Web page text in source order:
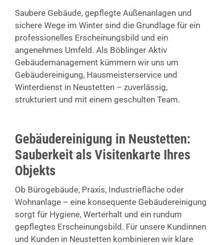
Saubere Gebäude, gepflegte Außenanlagen und
sichere Wege im Winter sind die Grundlage für ein
professionelles Erscheinungsbild und ein
angenehmes Umfeld. Als Böblinger Aktiv
Gebäudemanagement kümmern wir uns um
Gebäudereinigung, Hausmeisterservice und
Winterdienst in Neustetten – zuverlässig,
strukturiert und mit einem geschulten Team.
Gebäudereinigung in Neustetten:
Sauberkeit als Visitenkarte Ihres
Objekts
Ob Bürogebäude, Praxis, Industriefläche oder
Wohnanlage – eine konsequente Gebäudereinigung
sorgt für Hygiene, Werterhalt und ein rundum
gepflegtes Erscheinungsbild. Für unsere Kundinnen
und Kunden in Neustetten kombinieren wir klare